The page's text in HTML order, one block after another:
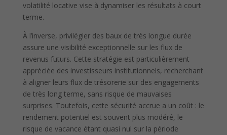
volatilité locative vise à dynamiser les résultats à court
terme.
À l’inverse, privilégier des baux de très longue durée
assure une visibilité exceptionnelle sur les flux de
revenus futurs. Cette stratégie est particulièrement
appréciée des investisseurs institutionnels, recherchant
à aligner leurs flux de trésorerie sur des engagements
de très long terme, sans risque de mauvaises
surprises. Toutefois, cette sécurité accrue a un coût : le
rendement potentiel est souvent plus modéré, le
risque de vacance étant quasi nul sur la période